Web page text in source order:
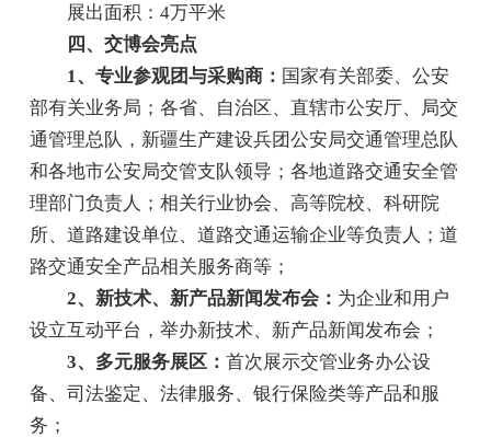
展出面积：4万平米
四、交博会亮点
1、专业参观团与采购商： 国家有关部委、公安
部有关业务局；各省、自治区、直辖市公安厅、局交
通管理总队，新疆生产建设兵团公安局交通管理总队
和各地市公安局交管支队领导；各地道路交通安全管
理部门负责人；相关行业协会、高等院校、科研院
所、道路建设单位、道路交通运输企业等负责人；道
路交通安全产品相关服务商等；
2、新技术、新产品新闻发布会： 为企业和用户
设立互动平台，举办新技术、新产品新闻发布会；
3、多元服务展区： 首次展示交管业务办公设
备、司法鉴定、法律服务、银行保险类等产品和服
务；